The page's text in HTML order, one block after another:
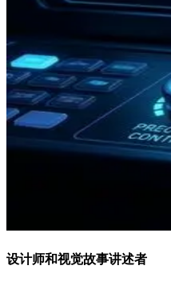
设计师和视觉故事讲述者